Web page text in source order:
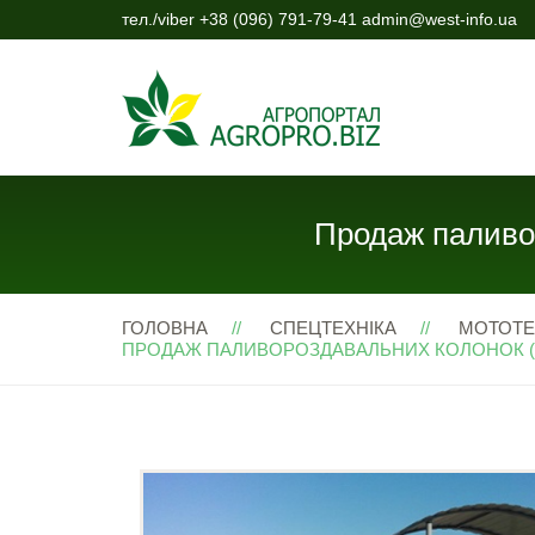
тел./viber +38 (096) 791-79-41 admin@west-info.ua
Продаж
ГОЛОВНА СПЕЦТЕХНІКА
ПРОДАЖ ПАЛИВОРОЗДАВАЛЬНИХ КОЛОНОК